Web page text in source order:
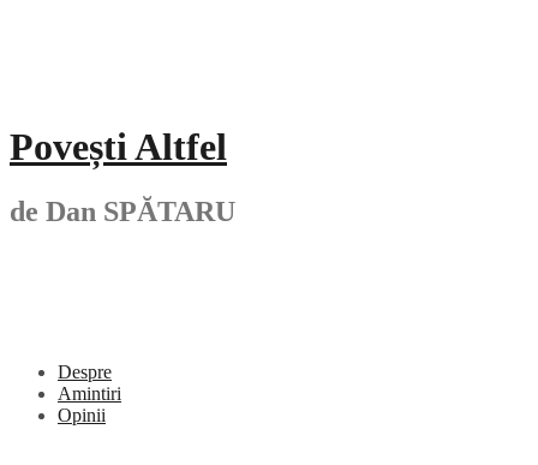
Povești Altfel
de Dan SPĂTARU
Despre
Amintiri
Opinii